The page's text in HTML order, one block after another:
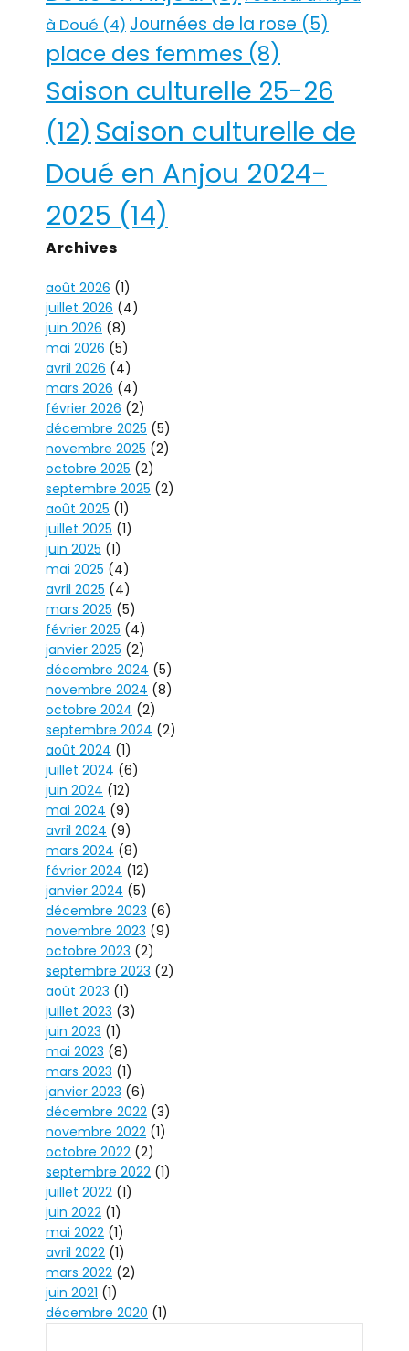
à Doué (4) Journées de la rose (5)
place des femmes (8)
Saison culturelle 25-26
(12) Saison culturelle de
Doué en Anjou 2024-
2025 (14)
Archives
août 2026 (1)
juillet 2026 (4)
juin 2026 (8)
mai 2026 (5)
avril 2026 (4)
mars 2026 (4)
février 2026 (2)
décembre 2025 (5)
novembre 2025 (2)
octobre 2025 (2)
septembre 2025 (2)
août 2025 (1)
juillet 2025 (1)
juin 2025 (1)
mai 2025 (4)
avril 2025 (4)
mars 2025 (5)
février 2025 (4)
janvier 2025 (2)
décembre 2024 (5)
novembre 2024 (8)
octobre 2024 (2)
septembre 2024 (2)
août 2024 (1)
juillet 2024 (6)
juin 2024 (12)
mai 2024 (9)
avril 2024 (9)
mars 2024 (8)
février 2024 (12)
janvier 2024 (5)
décembre 2023 (6)
novembre 2023 (9)
octobre 2023 (2)
septembre 2023 (2)
août 2023 (1)
juillet 2023 (3)
juin 2023 (1)
mai 2023 (8)
mars 2023 (1)
janvier 2023 (6)
décembre 2022 (3)
novembre 2022 (1)
octobre 2022 (2)
septembre 2022 (1)
juillet 2022 (1)
juin 2022 (1)
mai 2022 (1)
avril 2022 (1)
mars 2022 (2)
juin 2021 (1)
décembre 2020 (1)